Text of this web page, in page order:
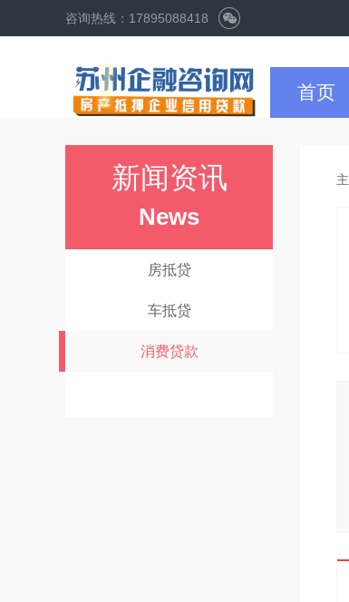
咨询热线：17895088418
首页
新闻资讯
News
房抵贷
车抵贷
消费贷款